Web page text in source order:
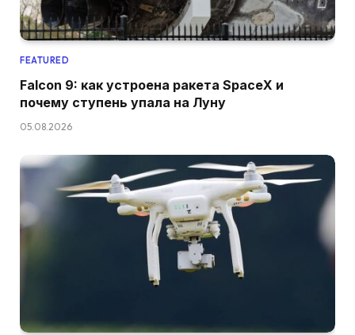
FEATURED
Falcon 9: как устроена ракета SpaceX и
почему ступень упала на Луну
05.08.2026